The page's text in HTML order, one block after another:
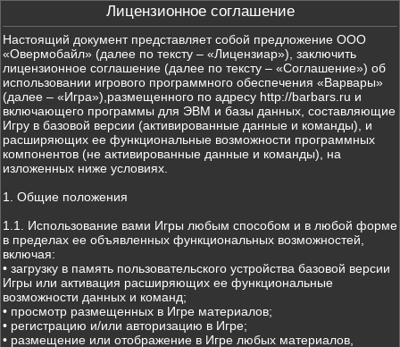
Лицензионное соглашение
Настоящий документ представляет собой предложение ООО
«Овермобайл» (далее по тексту – «Лицензиар»), заключить
лицензионное соглашение (далее по тексту – «Соглашение») об
использовании игрового программного обеспечения «Варвары»
(далее – «Игра»),размещенного по адресу http://barbars.ru и
включающего программы для ЭВМ и базы данных, составляющие
Игру в базовой версии (активированные данные и команды), и
расширяющих ее функциональные возможности программных
компонентов (не активированные данные и команды), на
изложенных ниже условиях.
1. Общие положения
1.1. Использование вами Игры любым способом и в любой форме
в пределах ее объявленных функциональных возможностей,
включая:
• загрузку в память пользовательского устройства базовой версии
Игры или активация расширяющих ее функциональные
возможности данных и команд;
• просмотр размещенных в Игре материалов;
• регистрацию и/или авторизацию в Игре;
• размещение или отображение в Игре любых материалов,